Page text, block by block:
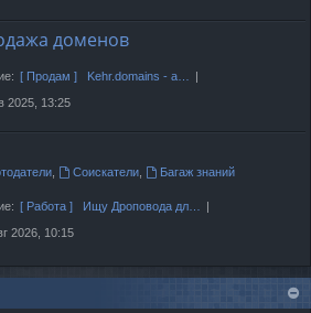
доменов
[ Продам ] Kehr.domains - а…
2025, 13:25
, Соискатели,
Багаж знаний
[ Работа ] Ищу Дроповода дл…
2026, 10:15